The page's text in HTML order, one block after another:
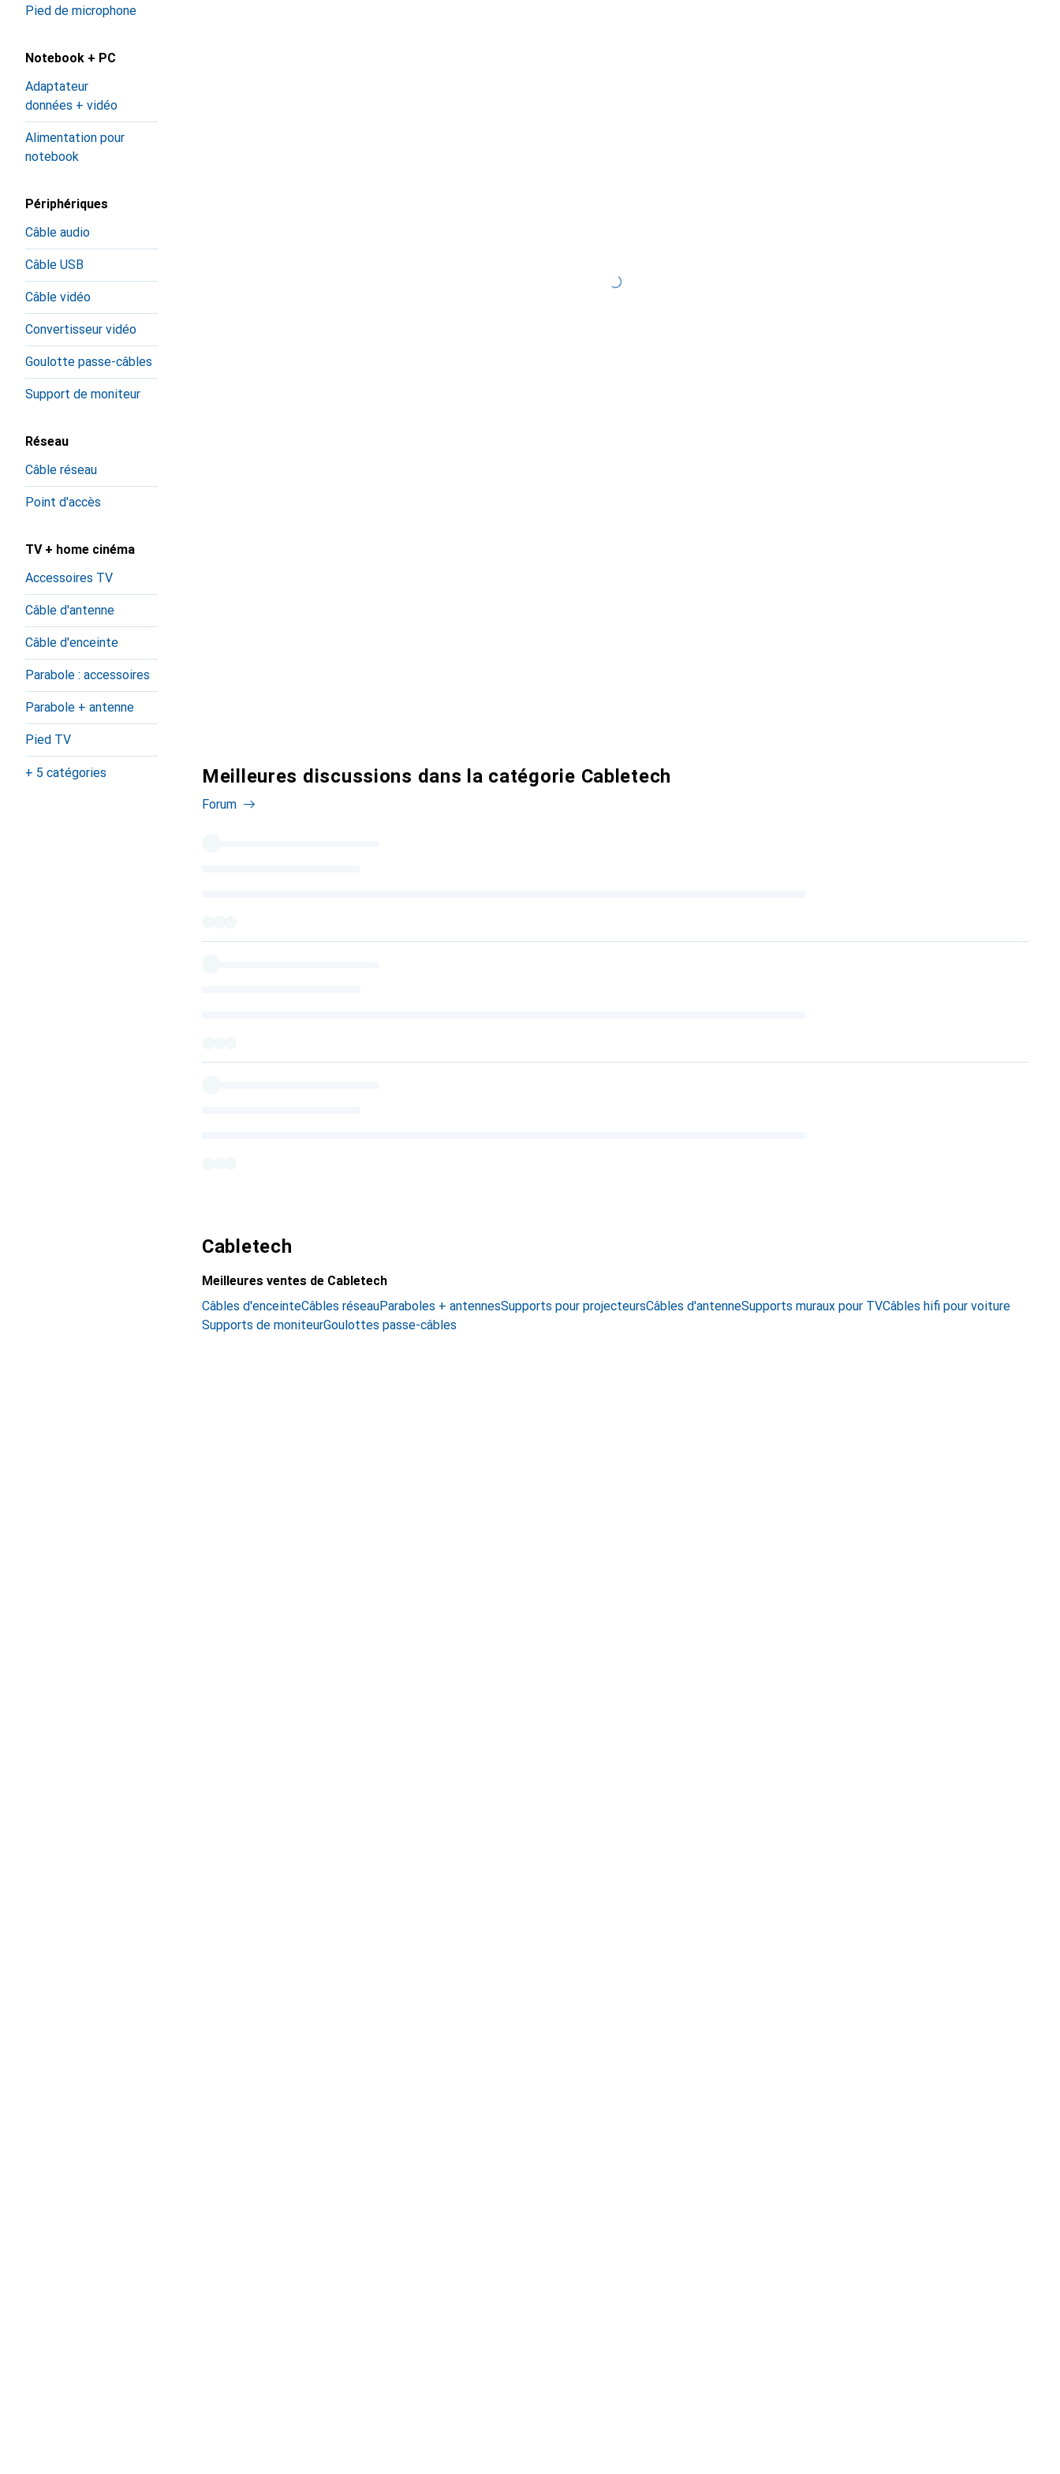
Pied de microphone
Notebook + PC
Adaptateur
données + vidéo
Alimentation pour
notebook
Périphériques
Câble audio
Câble USB
Câble vidéo
Convertisseur vidéo
Goulotte passe-câbles
Support de moniteur
Réseau
Câble réseau
Point d'accès
TV + home cinéma
Accessoires TV
Câble d'antenne
Câble d'enceinte
Parabole : accessoires
Parabole + antenne
Pied TV
+ 5 catégories Meilleures discussions dans la catégorie Cabletech
Forum
Cabletech
Meilleures ventes de Cabletech
Câbles d'enceinteCâbles réseauParaboles + antennesSupports pour projecteursCâbles d'antenneSupports muraux pour TVCâbles hifi pour voiture
Supports de moniteurGoulottes passe-câbles